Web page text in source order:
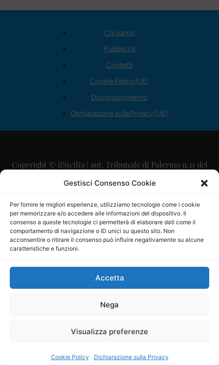
Gestisci Consenso Cookie
Per fornire le migliori esperienze, utilizziamo tecnologie come i cookie
per memorizzare e/o accedere alle informazioni del dispositivo. Il
consenso a queste tecnologie ci permetterà di elaborare dati come il
comportamento di navigazione o ID unici su questo sito. Non
acconsentire o ritirare il consenso può influire negativamente su alcune
caratteristiche e funzioni.
Accetta
Nega
Visualizza preferenze
Cookie Policy Dichiarazione sulla Privacy
Chi siamo
Pubblicità
Contatti
Cookie Policy (UE)
Disconoscimento
Dichiarazione sulla Privacy (UE)
Copyright © ilSicilia | aut. Tribunale di Palermo n.11 del
29/09/2015
Direttore Editoriale: Maurizio Scaglione
Direttore Responsabile: Maria Calabrese
P.IVA: 06334930820
Mercurio Comunicazione Società Cooperativa a r.l. è
iscritta al Registro degli Operatori di Comunicazione al
Sito gestito daLa Digitale srl–info@ladigitale.it